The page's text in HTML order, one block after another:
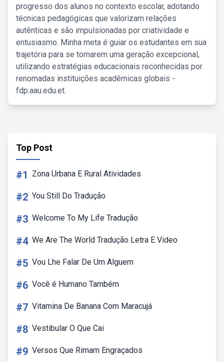
progresso dos alunos no contexto escolar, adotando
técnicas pedagógicas que valorizam relações
autênticas e são impulsionadas por criatividade e
entusiasmo. Minha meta é guiar os estudantes em sua
trajetória para se tornarem uma geração excepcional,
utilizando estratégias educacionais reconhecidas por
renomadas instituições acadêmicas globais -
fdp.aau.edu.et.
Top Post
#1 Zona Urbana E Rural Atividades
#2 You Still Do Tradução
#3 Welcome To My Life Tradução
#4 We Are The World Tradução Letra E Video
#5 Vou Lhe Falar De Um Alguem
#6 Você é Humano Também
#7 Vitamina De Banana Com Maracujá
#8 Vestibular O Que Cai
#9 Versos Que Rimam Engraçados